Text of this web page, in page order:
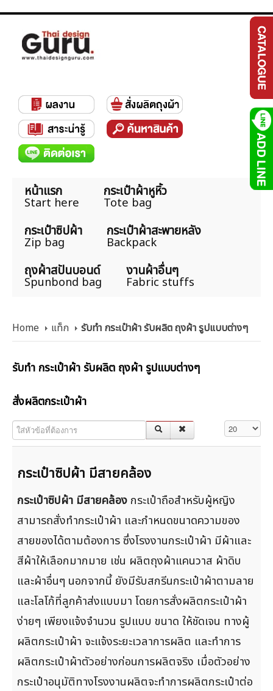
หน้าแรก
Start here
กระเป๋าผ้าหูหิ้ว
Tote bag
กระเป๋าซิปผ้า
Zip bag
กระเป๋าผ้าสะพายหลัง
Backpack
ถุงผ้าสปันบอนด์
Spunbond bag
งานผ้าอื่นๆ
Fabric stuffs
Home แท็ก รับทำ กระเป๋าผ้า รับผลิต ถุงผ้า รูปแบบต่างๆ
รับทำ กระเป๋าผ้า รับผลิต ถุงผ้า รูปแบบต่างๆ
สั่งผลิตกระเป๋าผ้า
ใส่หัวข้อที่ต้องการ แสดง #
กระเป๋าซิปผ้า มีสายคล้อง
กระเป๋าซิปผ้า มีสายคล้อง กระเป๋าถือสำหรับผู้หญิง
สามารถสั่งทำกระเป๋าผ้า และกำหนดขนาดความของ
สายของได้ตามต้องการ ซึ่งโรงงานกระเป๋าผ้า มีผ้าและ
สีผ้าให้เลือกมากมาย เช่น ผลิตถุงผ้าแคนวาส ผ้าดิบ
และผ้าอื่นๆ นอกจากนี้ ยังมีรับสกรีนกระเป๋าผ้าตามลาย
และโลโก้ที่ลูกค้าส่งแบบมา โดยการสั่งผลิตกระเป๋าผ้า
ง่ายๆ เพียงแจ้งจำนวน รูปแบบ ขนาด ให้ชัดเจน ทางผู้
ผลิตกระเป๋าผ้า จะแจ้งระยะเวลาการผลิต และทำการ
ผลิตกระเป๋าผ้าตัวอย่างก่อนการผลิตจริง เมื่อตัวอย่าง
กระเป๋าอนุมัติทางโรงงานผลิตจะทำการผลิตกระเป๋าต่อ